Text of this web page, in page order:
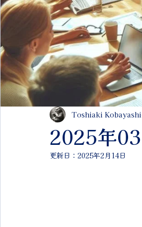
2025年
Toshiaki Kobayashi
更新日： 2025年2月14日